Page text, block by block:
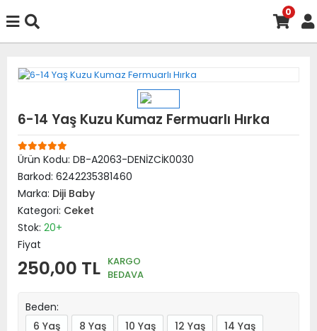
0
6-14 Yaş Kuzu Kumaz Fermuarlı Hırka
Ürün Kodu: DB-A2063-DENİZCİK0030
Barkod: 6242235381460
Marka: Diji Baby
Kategori: Ceket
Stok: 20+
Fiyat
250,00 TL KARGO
BEDAVA
Beden:
6 Yaş
8 Yaş 10 Yaş 12 Yaş
14 Yaş